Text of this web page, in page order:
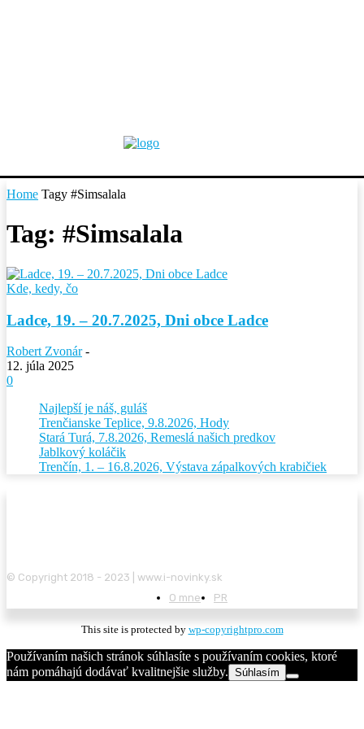
Home Tagy #Simsalala
Tag: #Simsalala
Kde, kedy, čo
Ladce, 19. – 20.7.2025, Dni obce Ladce
Robert Zvonár -
12. júla 2025
0
Najlepší je náš, guláš
Trenčianske Teplice, 9.8.2026, Hody
Stará Turá, 7.8.2026, Remeslá našich predkov
Jablkový koláčik
Trenčín, 1. – 16.8.2026, Výstava zápalkových krabičiek
© Copyright 2018 - 2023 | www.i-novinky.sk
O mne
PR
This site is protected by wp-copyrightpro.com
Používaním našich stránok súhlasíte s používaním cookies, ktoré
nám pomáhajú dodávať kvalitnejšie služby. Súhlasím